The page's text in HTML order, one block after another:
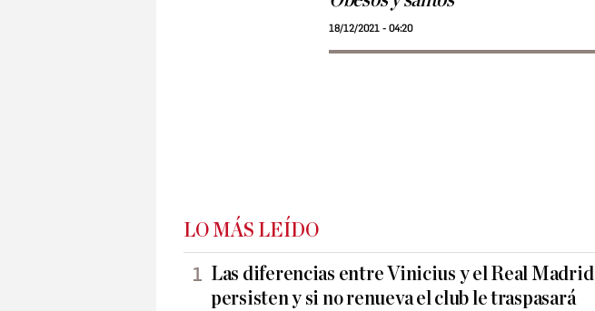
18/12/2021 - 04:20
LO MÁS LEÍDO
Las diferencias entre Vinicius y el Real Madrid
persisten y si no renueva el club le traspasará